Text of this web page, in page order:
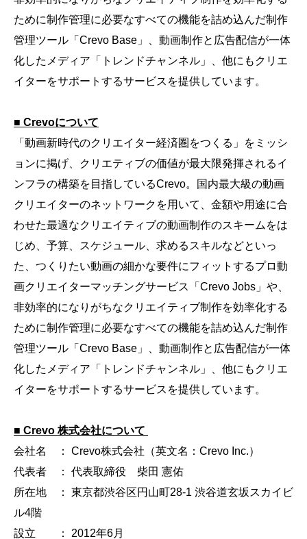
ために制作管理に必要なすべての機能を詰め込んだ制作
管理ツール「Crevo Base」、動画制作と広告配信が一体
化したメディア「トレンドチャンネル」、他にもクリエ
イターをサポートするサービスを提供しています。
■ Crevoについて
「動画新時代のクリエイター経済圏をつくる」をミッシ
ョンに掲げ、クリエティブの価値が最大限発揮されるイ
ンフラの構築を目指しているCrevo。国内最大級の動画
クリエイターのネットワークを用いて、金額や用途に合
わせた最適なクリエイティブの動画制作のスキームをは
じめ、予算、スケジュール、求めるスキルなどといっ
た、つくりたい動画の細かな要件にフィットするプロ動
画クリエイターマッチングサービス「Crevo Jobs」や、
非効率的になりがちなクリエイティブ制作を効率化する
ために制作管理に必要なすべての機能を詰め込んだ制作
管理ツール「Crevo Base」、動画制作と広告配信が一体
化したメディア「トレンドチャンネル」、他にもクリエ
イターをサポートするサービスを提供しています。
■ Crevo 株式会社について
会社名 ： Crevo株式会社（英文名：Crevo Inc.）
代表者 ： 代表取締役 柴田 憲佑
所在地 ： 東京都渋谷区円山町28-1 渋谷道玄坂スカイビ
ル4階
設立 ： 2012年6月